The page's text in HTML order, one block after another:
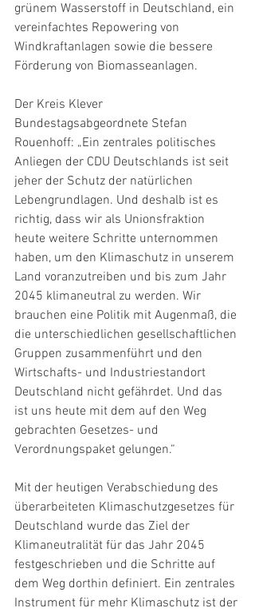
grünem Wasserstoff in Deutschland, ein
vereinfachtes Repowering von
Windkraftanlagen sowie die bessere
Förderung von Biomasseanlagen.
Der Kreis Klever
Bundestagsabgeordnete Stefan
Rouenhoff: „Ein zentrales politisches
Anliegen der CDU Deutschlands ist seit
jeher der Schutz der natürlichen
Lebengrundlagen. Und deshalb ist es
richtig, dass wir als Unionsfraktion
heute weitere Schritte unternommen
haben, um den Klimaschutz in unserem
Land voranzutreiben und bis zum Jahr
2045 klimaneutral zu werden. Wir
brauchen eine Politik mit Augenmaß, die
die unterschiedlichen gesellschaftlichen
Gruppen zusammenführt und den
Wirtschafts- und Industriestandort
Deutschland nicht gefährdet. Und das
ist uns heute mit dem auf den Weg
gebrachten Gesetzes- und
Verordnungspaket gelungen.“
Mit der heutigen Verabschiedung des
überarbeiteten Klimaschutzgesetzes für
Deutschland wurde das Ziel der
Klimaneutralität für das Jahr 2045
festgeschrieben und die Schritte auf
dem Weg dorthin definiert. Ein zentrales
Instrument für mehr Klimaschutz ist der